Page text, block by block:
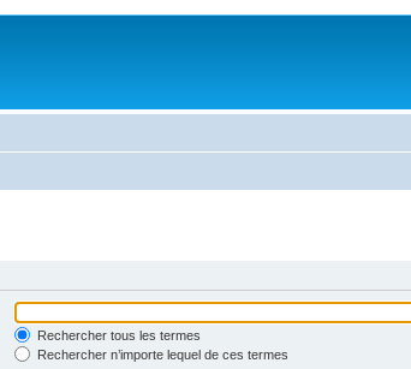
Rechercher tous les termes
Rechercher n’importe lequel de ces termes